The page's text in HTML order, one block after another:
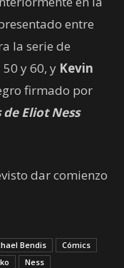
entre
la serie de
y 60, y Kevin
firmado por
Eliot Ness
dar comienzo
Bendis
Cómics
Ness